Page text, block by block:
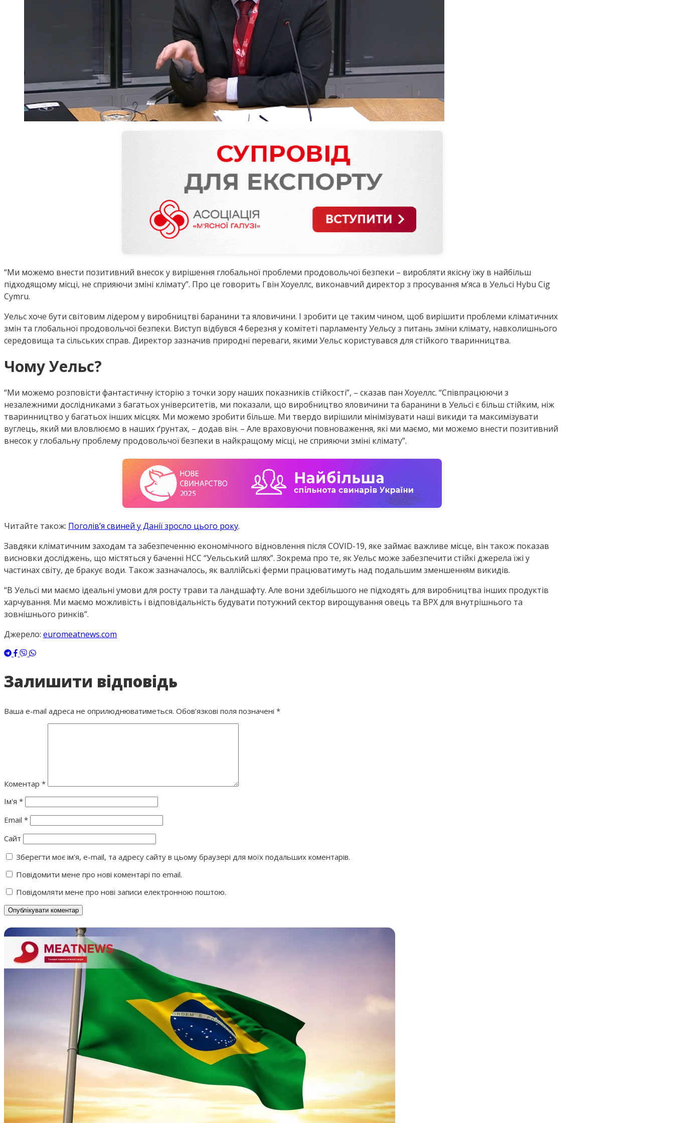
“Ми можемо внести позитивний внесок у вирішення глобальної проблеми продовольчої безпеки – виробляти якісну їжу в найбільш
підходящому місці, не сприяючи зміні клімату”. Про це говорить Гвін Хоуеллс, виконавчий директор з просування м’яса в Уельсі Hybu Cig
Cymru.
Уельс хоче бути світовим лідером у виробництві баранини та яловичини. І зробити це таким чином, щоб вирішити проблеми кліматичних
змін та глобальної продовольчої безпеки. Виступ відбувся 4 березня у комітеті парламенту Уельсу з питань зміни клімату, навколишнього
середовища та сільських справ. Директор зазначив природні переваги, якими Уельс користувався для стійкого тваринництва.
Чому Уельс?
“Ми можемо розповісти фантастичну історію з точки зору наших показників стійкості”, – сказав пан Хоуеллс. “Співпрацюючи з
незалежними дослідниками з багатьох університетів, ми показали, що виробництво яловичини та баранини в Уельсі є більш стійким, ніж
тваринництво у багатьох інших місцях. Ми можемо зробити більше. Ми твердо вирішили мінімізувати наші викиди та максимізувати
вуглець, який ми вловлюємо в наших ґрунтах, – додав він. – Але враховуючи повноваження, які ми маємо, ми можемо внести позитивний
внесок у глобальну проблему продовольчої безпеки в найкращому місці, не сприяючи зміні клімату”.
Читайте також: Поголів’я свиней у Данії зросло цього року.
Завдяки кліматичним заходам та забезпеченню економічного відновлення після COVID-19, яке займає важливе місце, він також показав
висновки досліджень, що містяться у баченні HCC “Уельський шлях”. Зокрема про те, як Уельс може забезпечити стійкі джерела їжі у
частинах світу, де бракує води. Також зазначалось, як валлійські ферми працюватимуть над подальшим зменшенням викидів.
“В Уельсі ми маємо ідеальні умови для росту трави та ландшафту. Але вони здебільшого не підходять для виробництва інших продуктів
харчування. Ми маємо можливість і відповідальність будувати потужний сектор вирощування овець та ВРХ для внутрішнього та
зовнішнього ринків”.
Джерело: euromeatnews.com
Залишити відповідь
Ваша e-mail адреса не оприлюднюватиметься. Обов’язкові поля позначені *
Коментар *
Ім'я *
Email *
Сайт
Зберегти моє ім'я, e-mail, та адресу сайту в цьому браузері для моїх подальших коментарів.
Повідомити мене про нові коментарі по email.
Повідомляти мене про нові записи електронною поштою.